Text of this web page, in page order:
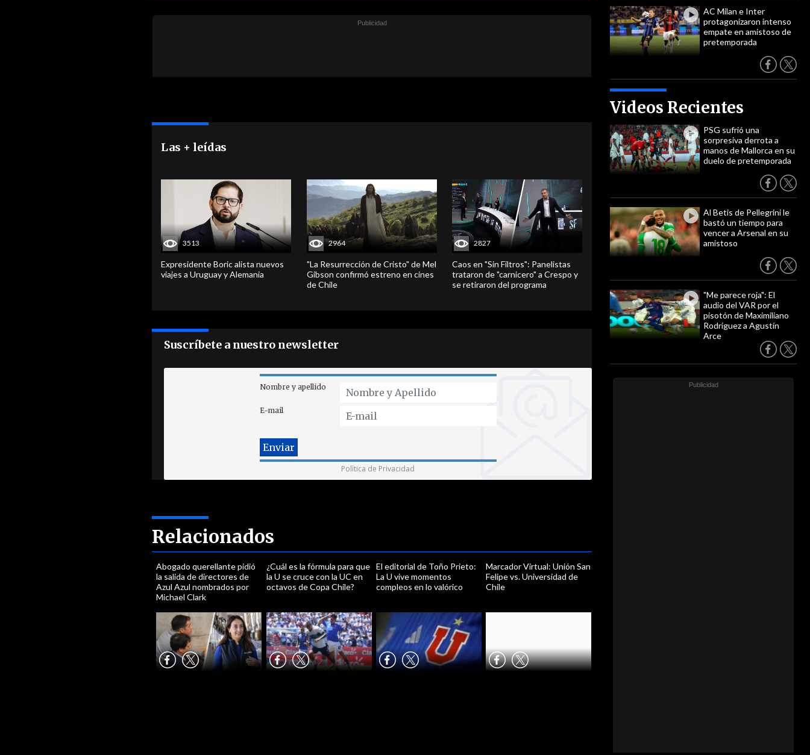
AC Milan e Inter
protagonizaron intenso
empate en amistoso de
pretemporada
Videos Recientes
PSG sufrió una
sorpresiva derrota a
manos de Mallorca en su
duelo de pretemporada
Al Betis de Pellegrini le
bastó un tiempo para
vencer a Arsenal en su
amistoso
"Me parece roja": El
audio del VAR por el
pisotón de Maximiliano
Rodríguez a Agustín
Arce
Las + leídas
3513
Expresidente Boric alista nuevos
viajes a Uruguay y Alemania
2964
"La Resurrección de Cristo" de Mel
Gibson confirmó estreno en cines
de Chile
2827
Caos en "Sin Filtros": Panelistas
trataron de "carnicero" a Crespo y
se retiraron del programa
Suscríbete a nuestro newsletter
Nombre y apellido
E-mail
Política de Privacidad
Relacionados
Abogado querellante pidió
la salida de directores de
Azul Azul nombrados por
Michael Clark
¿Cuál es la fórmula para que
la U se cruce con la UC en
octavos de Copa Chile?
El editorial de Toño Prieto:
La U vive momentos
compleos en lo valórico
Marcador Virtual: Unión San
Felipe vs. Universidad de
Chile